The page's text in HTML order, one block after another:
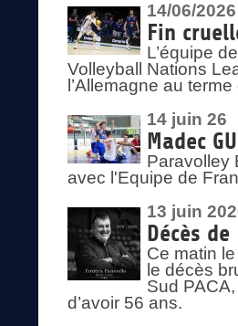
14/06/2026
Fin
L’équipe
Volleyball Nations
l’Allemagne au
14 juin 26
Madec
Paravolley
avec l'Equipe de
13 juin
Décès de
Ce matin
le décès
Sud
d’avoir 56 ans.